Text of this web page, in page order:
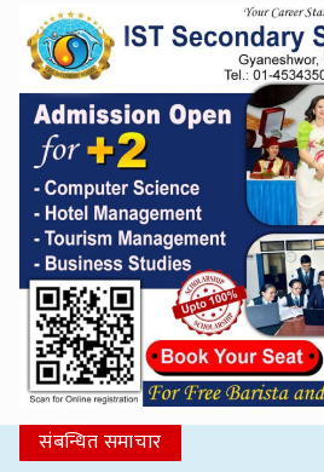
संबन्धित समाचार